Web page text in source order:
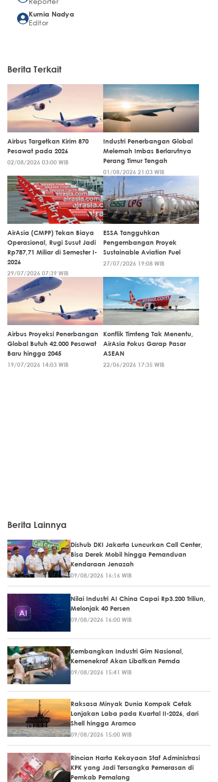
Kurnia Nadya
Editor
Berita Terkait
Airbus Targetkan Kirim 870
Pesawat pada 2026
02/08/2026 03:00 WIB
Industri Penerbangan Global
Melemah Imbas Berlarutnya
Perang Timur Tengah
01/08/2026 21:03 WIB
AirAsia (CMPP) Tekan Biaya
Operasional, Rugi Susut Jadi
Rp787,71 Miliar di Semester I-
2026
29/07/2026 07:39 WIB
ESSA Tangguhkan
Pengembangan Proyek
Sustainable Aviation Fuel
27/07/2026 19:08 WIB
Airbus Proyeksi Penerbangan
Global Butuh 42.000 Pesawat
Baru hingga 2045
19/07/2026 14:03 WIB
Konflik Timteng Tak Menentu,
AirAsia Fokus Garap Pasar
ASEAN
22/06/2026 17:35 WIB
Berita Lainnya
Dishub DKI Jakarta Luncurkan Call Center,
Bisa Derek Mobil hingga Pemanduan
Kendaraan Jenazah
09/08/2026 16:16 WIB
Nilai Industri AI China Capai Rp3.200 Triliun,
Melonjak 40 Persen
09/08/2026 16:00 WIB
Kembangkan Industri Gim Nasional,
Kemenekraf Akan Libatkan Pemda
09/08/2026 15:41 WIB
Raksasa Minyak Dunia Kompak Cetak
Lonjakan Laba pada Kuartal II-2026, dari
Shell hingga Aramco
09/08/2026 15:00 WIB
Rincian Harta Kekayaan Staf Administrasi
KPK yang Jadi Tersangka Pemerasan di
Pemkab Pemalang